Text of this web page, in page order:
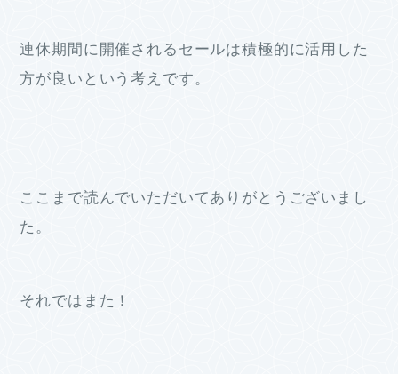
連休期間に開催されるセールは積極的に活用した
方が良いという考えです。
ここまで読んでいただいてありがとうございまし
た。
それではまた！